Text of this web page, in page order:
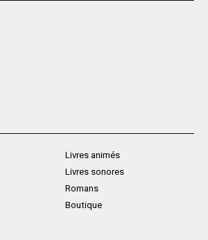
Livres animés
Livres sonores
Romans
Boutique